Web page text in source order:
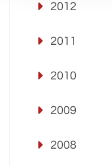
2012
2011
2010
2009
2008